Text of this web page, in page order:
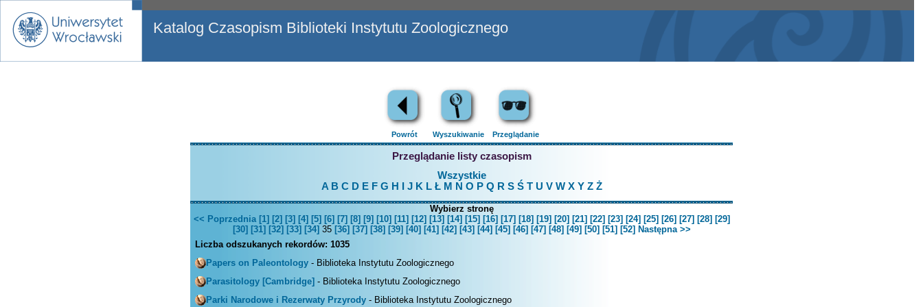
Katalog Czasopism Biblioteki Instytutu Zoologicznego
Powrót Wyszukiwanie Przeglądanie
Przeglądanie listy czasopism
Wszystkie
A B C D EFG H J K L Ł M N O P Q R S Ś T U V W X Y Z Ż
Wybierz stronę
<< Poprzednia [1] [2] [3] [4] [5] [6] [7] [8] [9] [10] [11] [12] [13] [14] [15] [16] [17] [18] [19] [20] [21] [22] [23] [24] [25] [26] [27] [28] [29]
[30] [31] [32] [33] [34] 35 [36] [37] [38] [39] [40] [41] [42] [43] [44] [45] [46] [47] [48] [49] [50] [51] [52] Następna >>
Liczba odszukanych rekordów: 1035
Papers on Paleontology - Biblioteka Instytutu Zoologicznego
Parasitology [Cambridge] - Biblioteka Instytutu Zoologicznego
Parki Narodowe i Rezerwaty Przyrody - Biblioteka Instytutu Zoologicznego